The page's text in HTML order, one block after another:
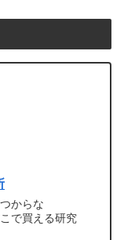
からな
で買える研究